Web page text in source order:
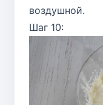
воздушной.
Шаг 10: